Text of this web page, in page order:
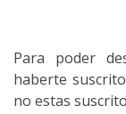
Para poder
haberte
no estas